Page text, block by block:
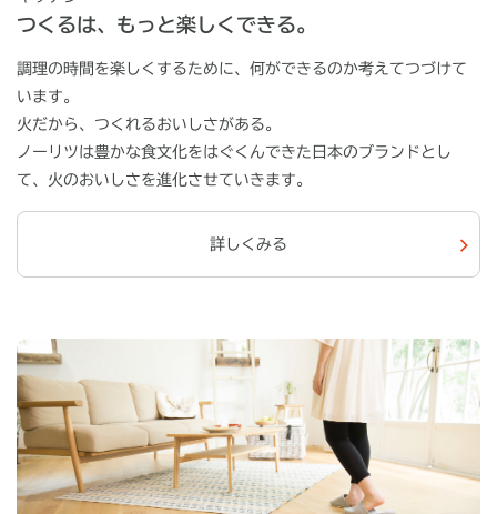
つくるは、もっと楽しくできる。
調理の時間を楽しくするために、何ができるのか考えてつづけて
います。
火だから、つくれるおいしさがある。
ノーリツは豊かな食文化をはぐくんできた日本のブランドとし
て、火のおいしさを進化させていきます。
詳しくみる